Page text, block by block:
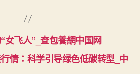
女飞人”_查包養網中国网
情：科学引导绿色低碳转型_中